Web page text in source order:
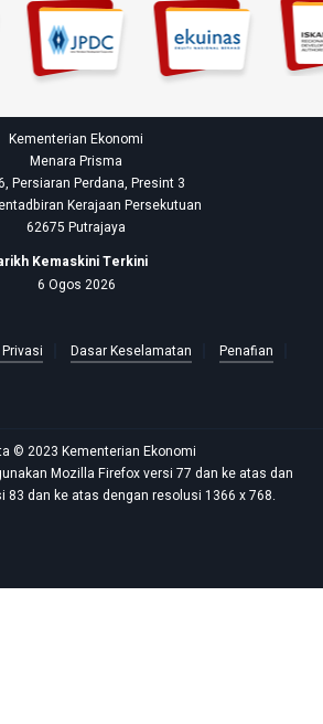
Kementerian Ekonomi
Menara Prisma
Persiaran Perdana, Presint 3
Kerajaan Persekutuan
62675 Putrajaya
Kemaskini Terkini
6 Ogos 2026
Dasar Keselamatan Penafian
© 2023 Kementerian Ekonomi
Mozilla Firefox versi 77 dan ke atas dan
83 dan ke atas dengan resolusi 1366 x 768.